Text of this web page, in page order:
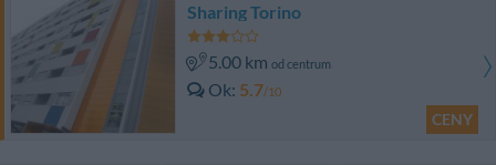
Sharing Torino
5.00 km od centrum
Ok 5.7/10
CENY